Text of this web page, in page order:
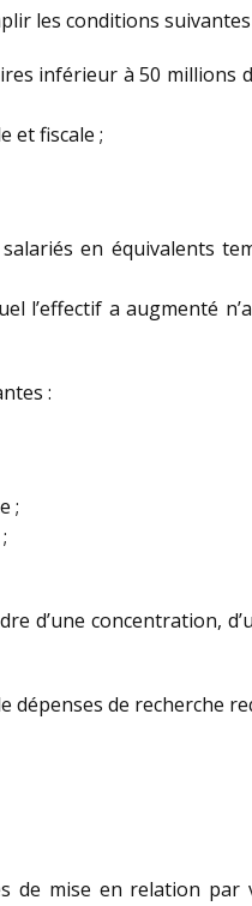
les conditions suivantes
inférieur à 50 millions
et fiscale ;
en équivalents
l’effectif a augmenté
:
;
d’une concentration,
de recherche
de mise en relation par